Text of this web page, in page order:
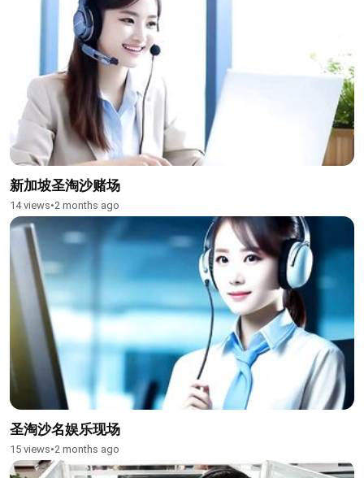
新加坡圣淘沙赌场
14 views•2 months ago
圣淘沙名娱乐现场
15 views•2 months ago